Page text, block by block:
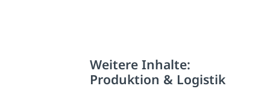
Weitere Inhalte:
Produktion & Logistik